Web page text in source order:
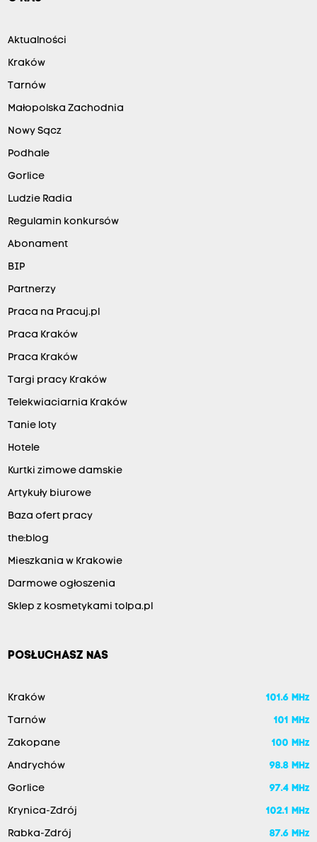
Aktualności
Kraków
Tarnów
Małopolska Zachodnia
Nowy Sącz
Podhale
Gorlice
Ludzie Radia
Regulamin konkursów
Abonament
BIP
Partnerzy
Praca na Pracuj.pl
Praca Kraków
Praca Kraków
Targi pracy Kraków
Telekwiaciarnia Kraków
Tanie loty
Hotele
Kurtki zimowe damskie
Artykuły biurowe
Baza ofert pracy
the:blog
Mieszkania w Krakowie
Darmowe ogłoszenia
Sklep z kosmetykami tolpa.pl
POSŁUCHASZ NAS
Kraków 101.6 MHz
Tarnów 101 MHz
Zakopane 100 MHz
Andrychów 98.8 MHz
Gorlice 97.4 MHz
Krynica-Zdrój 102.1 MHz
Rabka-Zdrój 87.6 MHz